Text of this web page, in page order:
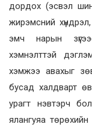
дордох (эсвэл
жирэмсний хүндрэл,
эмч нарын
хэмнэлттэй
хэмжээ авахыг
бусад халдварт
урагт нэвтэрч
ялангуяа төрөхийн